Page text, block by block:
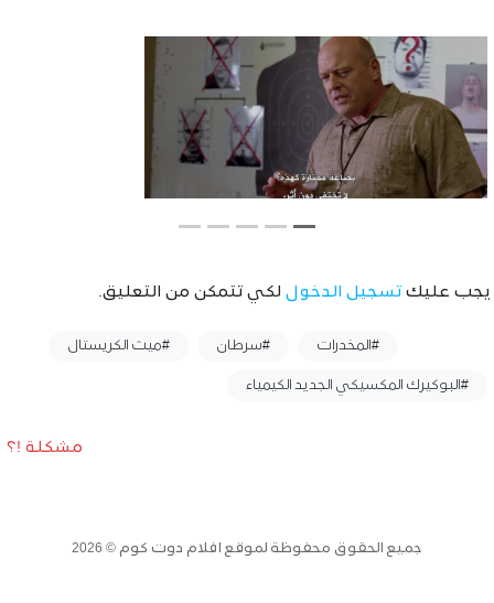
يجب عليك تسجيل الدخول لكي تتمكن من التعليق.
#المخدرات #سرطان #ميث الكريستال
#البوكيرك المكسيكي الجديد الكيمياء
مشكلة !؟
جميع الحقوق محفوظة لموقع افلام دوت كوم © 2026